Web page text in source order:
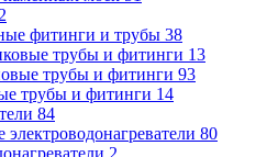
фитинги и трубы 38
трубы и фитинги 13
трубы и фитинги 93
трубы и фитинги 14
84
80